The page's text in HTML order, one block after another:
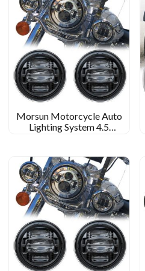
Morsun Motorcycle Auto
Lighting System 4.5
Harley Electra Glide Ultra
Classic